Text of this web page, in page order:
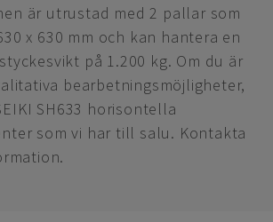
är utrustad med 2 pallar som
x 630 mm och kan hantera en
på 1.200 kg. Om du är
bearbetningsmöjligheter,
SH633 horisontella
som vi har till salu. Kontakta